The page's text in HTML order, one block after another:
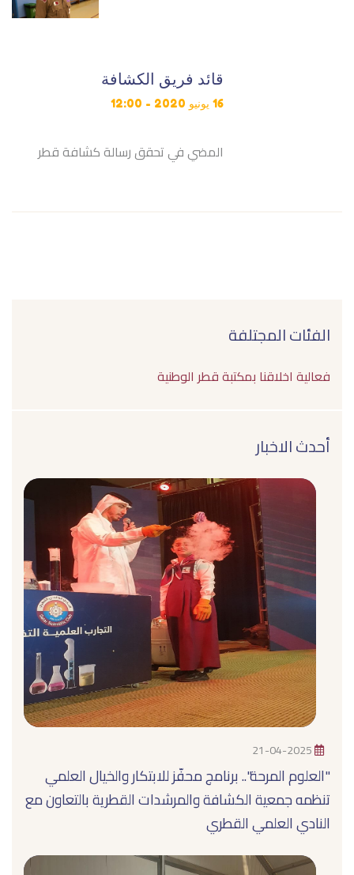
قائد فريق الكشافة
16 يونيو 2020 - 12:00
المضي في تحقق رسالة كشافة قطر
الفئات المجتلفة
فعالية اخلاقنا بمكتبة قطر الوطنية
أحدث الاخبار
21-04-2025
"العلوم المرحة".. برنامج محفّز للابتكار والخيال العلمي
تنظمه جمعية الكشافة والمرشدات القطرية بالتعاون مع
النادي العلمي القطري